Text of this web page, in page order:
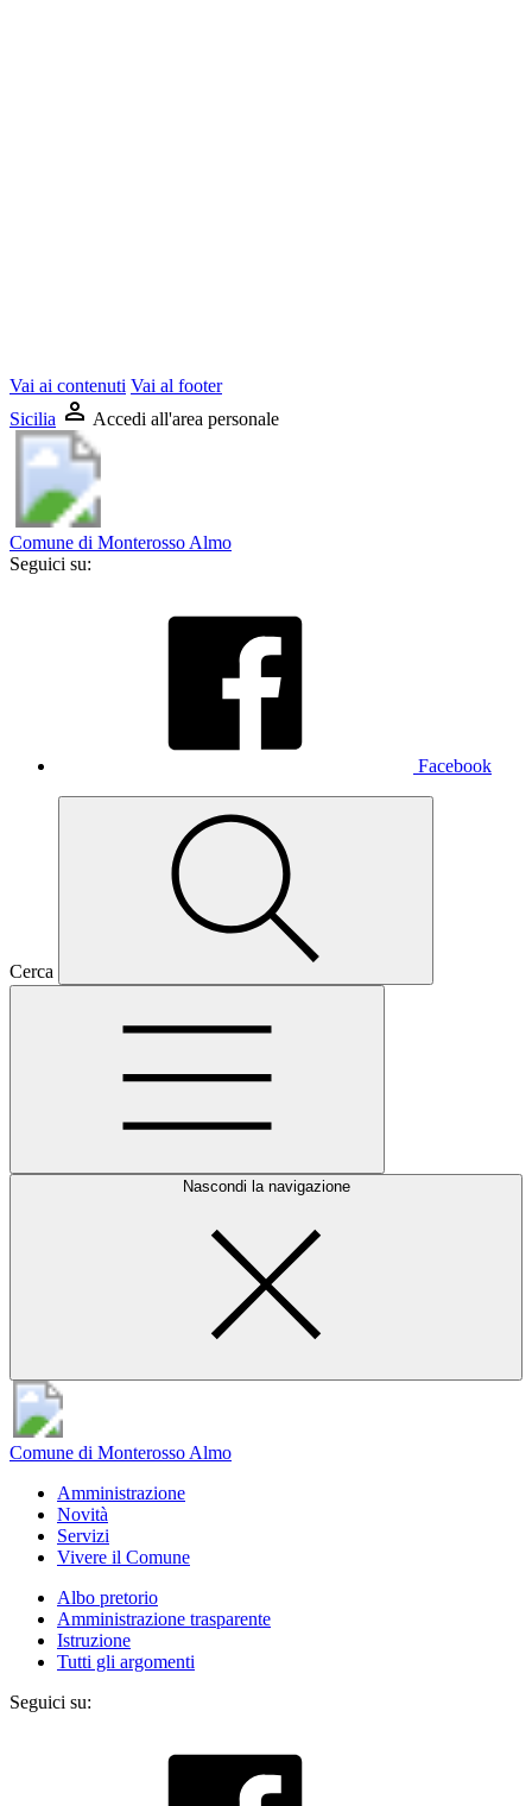
Vai ai contenuti Vai al footer
Sicilia
Accedi all'area personale
Comune di Monterosso Almo
Seguici su:
Facebook
Cerca
Nascondi la navigazione
Comune di Monterosso Almo
Amministrazione
Novità
Servizi
Vivere il Comune
Albo pretorio
Amministrazione trasparente
Istruzione
Tutti gli argomenti
Seguici su: